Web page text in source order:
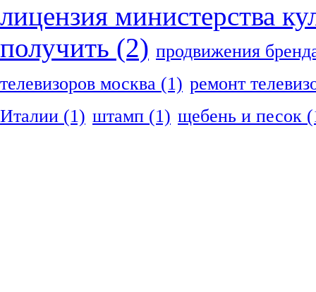
лицензия министерства
получить (2) продвижения
телевизоров москва (1) ремонт
Италии (1) штамп (1) щебень и песок